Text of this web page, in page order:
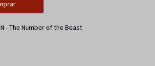
- The Number of the Beast